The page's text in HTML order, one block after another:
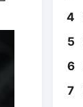
4
5
6
7